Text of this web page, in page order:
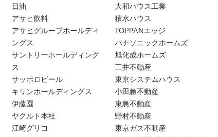
日油
アサヒ飲料
アサヒグループホールディ
ングス
サントリーホールディング
ス
サッポロビール
キリンホールディングス
伊藤園
ヤクルト本社
江崎グリコ
大和ハウス工業
積水ハウス
TOPPANエッジ
パナソニックホームズ
旭化成ホームズ
三井不動産
東京システムハウス
小田急不動産
東急不動産
野村不動産
東京ガス不動産